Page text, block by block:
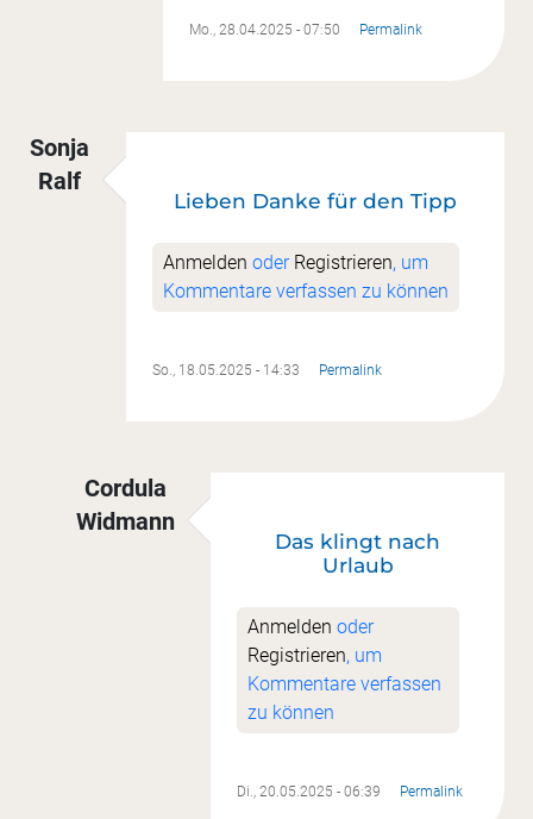
Mo., 28.04.2025 - 07:50 Permalink
Sonja
Ralf
Lieben Danke für den Tipp
Anmelden oder Registrieren, um
Kommentare verfassen zu können
So., 18.05.2025 - 14:33 Permalink
Cordula
Widmann
Lieben Danke für den Tipp
Das klingt nach
Urlaub
Anmelden oder
Registrieren, um
Kommentare verfassen
zu können
Di., 20.05.2025 - 06:39 Permalink